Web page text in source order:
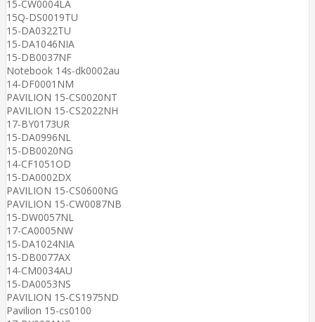
15-CW0004LA
15Q-DS0019TU
15-DA0322TU
15-DA1046NIA
15-DB0037NF
Notebook 14s-dk0002au
14-DF0001NM
PAVILION 15-CS0020NT
PAVILION 15-CS2022NH
17-BY0173UR
15-DA0996NL
15-DB0020NG
14-CF1051OD
15-DA0002DX
PAVILION 15-CS0600NG
PAVILION 15-CW0087NB
15-DW0057NL
17-CA0005NW
15-DA1024NIA
15-DB0077AX
14-CM0034AU
15-DA0053NS
PAVILION 15-CS1975ND
Pavilion 15-cs0100